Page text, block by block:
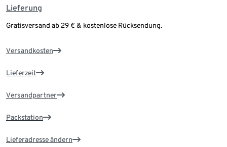
Lieferung
Gratisversand ab 29 € & kostenlose Rücksendung.
Versandkosten
Lieferzeit
Versandpartner
Packstation
Lieferadresse ändern